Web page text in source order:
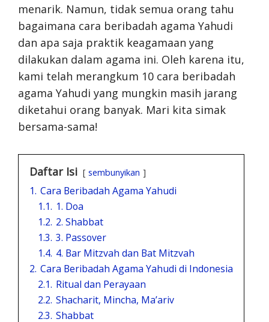
menarik. Namun, tidak semua orang tahu
bagaimana cara beribadah agama Yahudi
dan apa saja praktik keagamaan yang
dilakukan dalam agama ini. Oleh karena itu,
kami telah merangkum 10 cara beribadah
agama Yahudi yang mungkin masih jarang
diketahui orang banyak. Mari kita simak
bersama-sama!
Daftar Isi sembunyikan
1. Cara Beribadah Agama Yahudi
1.1. 1. Doa
1.2. 2. Shabbat
1.3. 3. Passover
1.4. 4. Bar Mitzvah dan Bat Mitzvah
2. Cara Beribadah Agama Yahudi di Indonesia
2.1. Ritual dan Perayaan
2.2. Shacharit, Mincha, Ma’ariv
2.3. Shabbat